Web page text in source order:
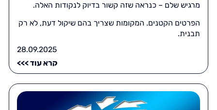
מרגיש שלם – כנראה שזה קשור בדיוק לנקודות האלה.
הפרטים הקטנים. המקומות שצריך בהם שיקול דעת, לא רק
תבנית.
28.09.2025
קרא עוד >>>